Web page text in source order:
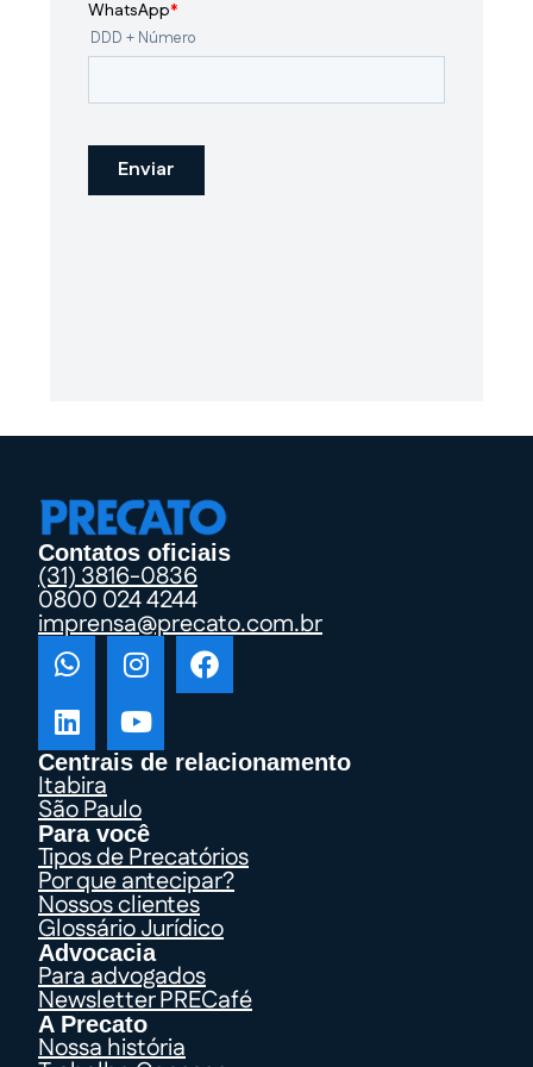
Contatos oficiais
(31) 3816-0836
0800 024 4244
imprensa@precato.com.br
Centrais de relacionamento
Itabira
São Paulo
Para você
Tipos de Precatórios
Por que antecipar?
Nossos clientes
Glossário Jurídico
Advocacia
Para advogados
Newsletter PRECafé
A Precato
Nossa história